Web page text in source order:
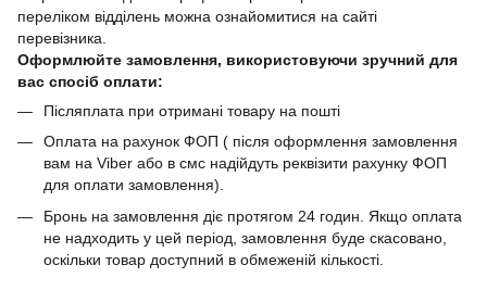
переліком відділень можна ознайомитися на сайті
перевізника.
Оформлюйте замовлення, використовуючи зручний для
вас спосіб оплати:
Післяплата при отримані товару на пошті
Оплата на рахунок ФОП ( після оформлення замовлення
вам на Viber або в смс надійдуть реквізити рахунку ФОП
для оплати замовлення).
Бронь на замовлення діє протягом 24 годин. Якщо оплата
не надходить у цей період, замовлення буде скасовано,
оскільки товар доступний в обмеженій кількості.